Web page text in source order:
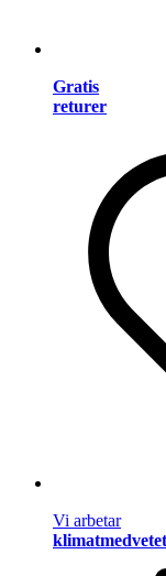
Gratis
returer
Vi arbetar
klimatmedvetet